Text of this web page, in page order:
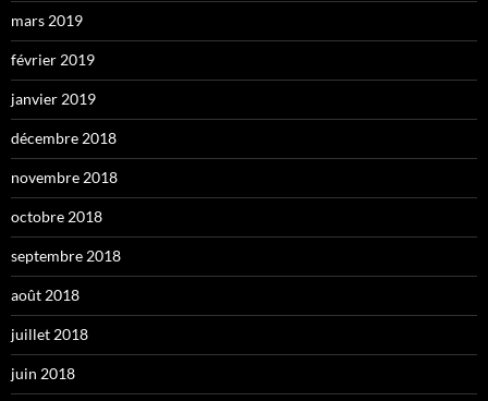
mars 2019
février 2019
janvier 2019
décembre 2018
novembre 2018
octobre 2018
septembre 2018
août 2018
juillet 2018
juin 2018